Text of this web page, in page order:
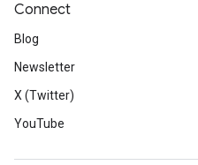
Connect
Blog
Newsletter
X (Twitter)
YouTube